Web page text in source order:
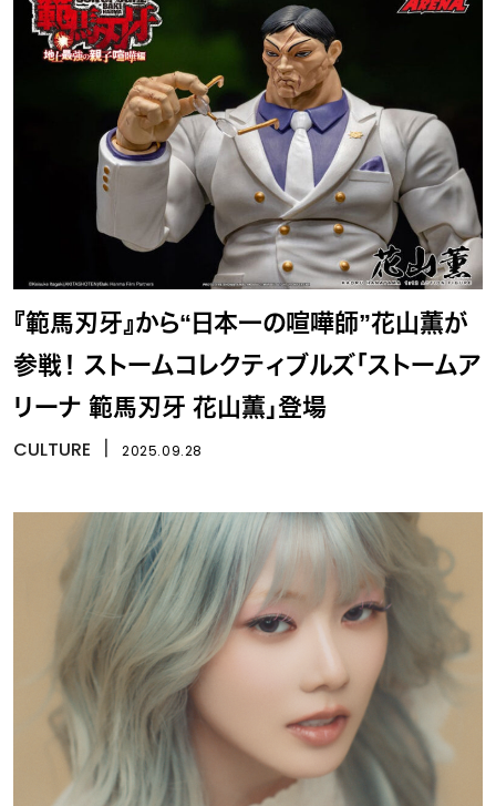
『範馬刃牙』から“日本一の喧嘩師”花山薫が
参戦！ ストームコレクティブルズ「ストームア
リーナ 範馬刃牙 花山薫」登場
CULTURE 2025.09.28